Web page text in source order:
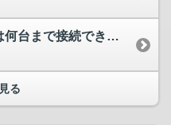
情報収集ユニットと各機器は何台まで接続できますか？
る